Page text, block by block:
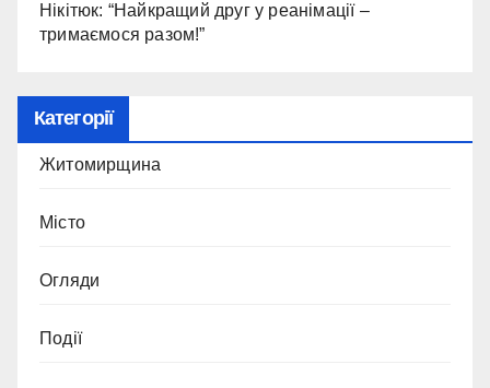
Нікітюк: “Найкращий друг у реанімації –
тримаємося разом!”
Категорії
Житомирщина
Місто
Огляди
Події